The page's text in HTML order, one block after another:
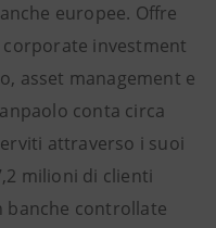
europee. Offre
investment
asset management e
conta circa
attraverso i suoi
milioni di clienti
banche controllate